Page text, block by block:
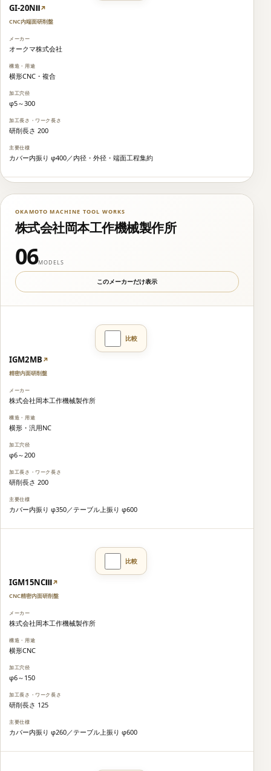
GI-20NⅡ↗
CNC内端面研削盤
オークマ株式会社
横形CNC・複合
φ5～300
研削長さ 200
カバー内振り φ400／内径・外径・端面工程集約
OKAMOTO MACHINE TOOL WORKS
株式会社岡本工作機械製作所
06MODELS
このメーカーだけ表示
IGM2MB ↗
精密内面研削盤
株式会社岡本工作機械製作所
横形・汎用NC
φ6～200
研削長さ 200
カバー内振り φ350／テーブル上振り φ600
IGM15NCⅢ↗
CNC精密内面研削盤
株式会社岡本工作機械製作所
横形CNC
φ6～150
研削長さ 125
カバー内振り φ260／テーブル上振り φ600